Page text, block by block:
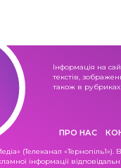
Інформація на
текстів,
також в рубриках
ПРО НАС
(Телеканал «Тернопіль1»).
інформації